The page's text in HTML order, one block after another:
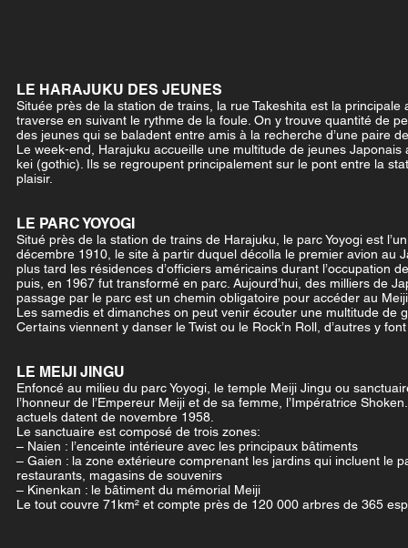
LE HARAJUKU DES JEUNES
Située près de la station de trains, la rue Takeshita est la
traverse en suivant le rythme de la foule. On y trouve quantité de
des jeunes qui se baladent entre amis à la recherche d’une paire
Le week-end, Harajuku accueille une multitude de jeunes
kei (gothic). Ils se regroupent principalement sur le pont entre la
plaisir.
LE PARC YOYOGI
Situé près de la station de trains de Harajuku, le parc Yoyogi est
décembre 1910, le site à partir duquel décolla le premier avion au
plus tard les résidences d’officiers américains durant l’occupation
puis, en 1967 fut transformé en parc. Aujourd’hui, des milliers de
passage par le parc est un chemin obligatoire pour accéder au
Les samedis et dimanches on peut venir écouter une multitude
Certains viennent y danser le Twist ou le Rock’n Roll, d’autres y
LE MEIJI JINGU
Enfoncé au milieu du parc Yoyogi, le temple Meiji Jingu ou
l’honneur de l’Empereur Meiji et de sa femme, l’Impératrice
actuels datent de novembre 1958.
Le sanctuaire est composé de trois zones:
– Naien : l’enceinte intérieure avec les principaux bâtiments
– Gaien : la zone extérieure comprenant les jardins qui incluent le
restaurants, magasins de souvenirs
– Kinenkan : le bâtiment du mémorial Meiji
Le tout couvre 71km² et compte près de 120 000 arbres de 365